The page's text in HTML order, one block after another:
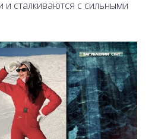
и сталкиваются с сильными